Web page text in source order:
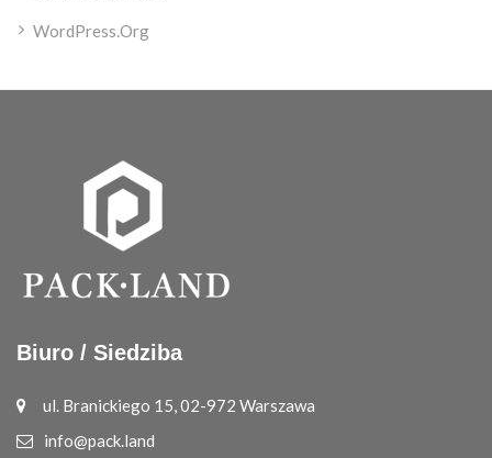
WordPress.org
Biuro / Siedziba
ul. Branickiego 15, 02-972 Warszawa
info@pack.land